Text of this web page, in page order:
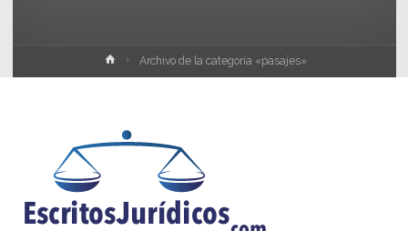
InicioArchivo de la categoría «pasajes»